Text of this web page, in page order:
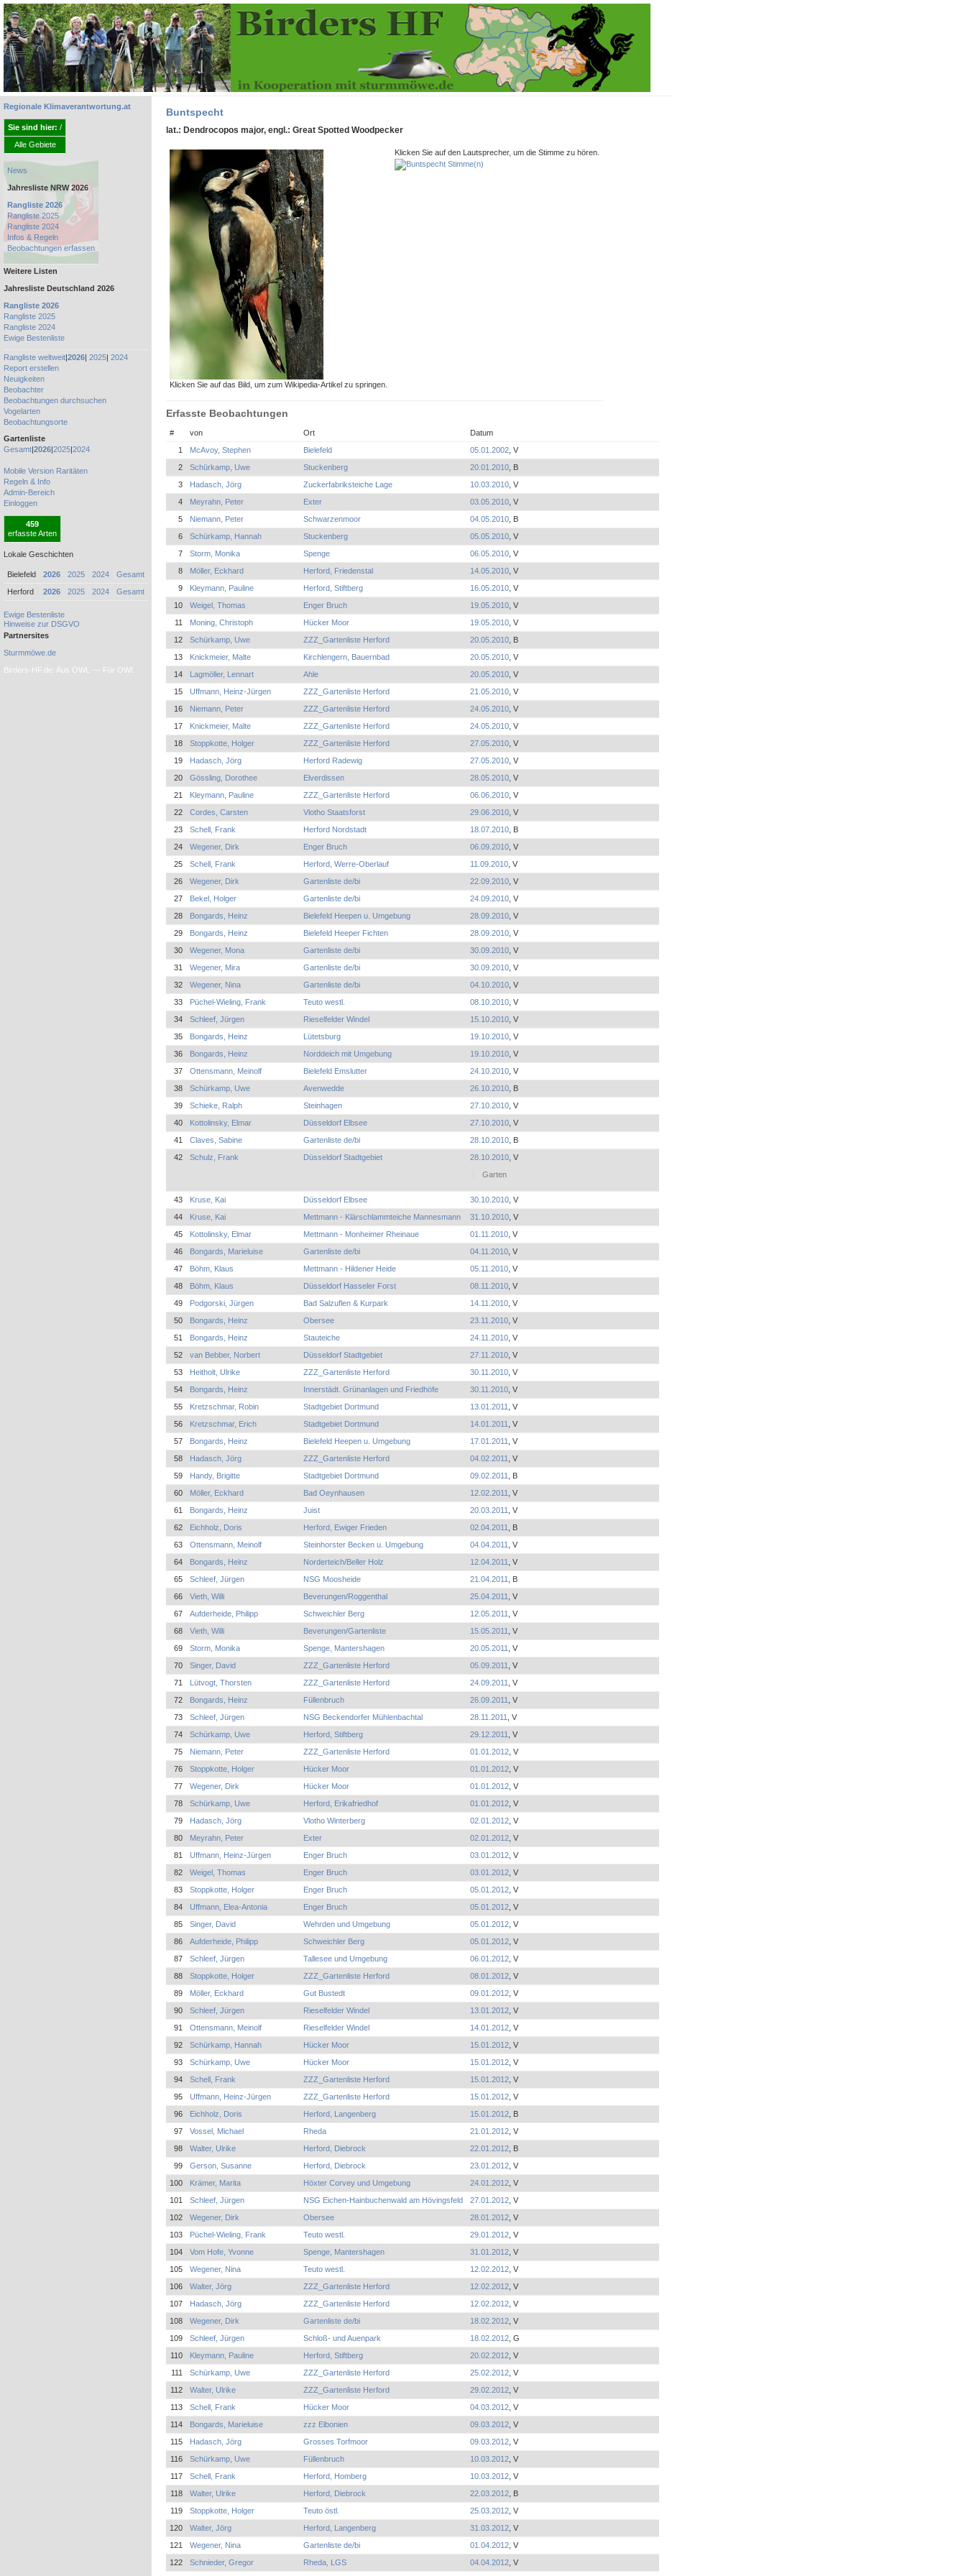
Regionale Klimaverantwortung.at
Sie sind hier: /
Alle Gebiete
News
Jahresliste NRW 2026
Rangliste 2026
Rangliste 2025
Rangliste 2024
Infos & Regeln
Beobachtungen erfassen
Weitere Listen
Jahresliste Deutschland 2026
Rangliste 2026
Rangliste 2025
Rangliste 2024
Ewige Bestenliste
Rangliste weltweit|2026| 2025| 2024
Report erstellen
Neuigkeiten
Beobachter
Beobachtungen durchsuchen
Vogelarten
Beobachtungsorte
Gartenliste
Gesamt 2026 2025 2024
Mobile Version Raritäten
Regeln & Info
Admin-Bereich
Einloggen
459
erfasste Arten
Lokale Geschichten
Bielefeld 2026 2025 2024
Gesamt
Herford
2026 2025 2024 Gesamt
Ewige Bestenliste
Hinweise zur DSGVO
Partnersites
Sturmmöwe.de
Birders-HF.de: Aus OWL --- Für OWl.
Buntspecht
lat.: Dendrocopos major, engl.: Great Spotted Woodpecker
Klicken Sie auf das Bild, um zum Wikipedia-Artikel zu springen.
Klicken Sie auf den Lautsprecher, um die Stimme zu hören.
Erfasste Beobachtungen
# von Ort
Datum
1
McAvoy, Stephen Bielefeld 05.01.2002 , V
2
Schürkamp, Uwe Stuckenberg 20.01.2010 , B
3
Hadasch, Jörg Zuckerfabriksteiche Lage 10.03.2010 , V
4
Meyrahn, Peter Exter 03.05.2010 , V
5
Niemann, Peter Schwarzenmoor 04.05.2010 , B
6
Schürkamp, Hannah Stuckenberg 05.05.2010 , V
7
Storm, Monika Spenge 06.05.2010 , V
8
Möller, Eckhard Herford, Friedenstal 14.05.2010 , V
9
Kleymann, Pauline Herford, Stiftberg 16.05.2010 , V
10
Weigel, Thomas Enger Bruch 19.05.2010 , V
11
Moning, Christoph Hücker Moor 19.05.2010 , V
12
Schürkamp, Uwe ZZZ_Gartenliste Herford 20.05.2010 , B
13
Knickmeier, Malte Kirchlengern, Bauernbad 20.05.2010 , V
14
Lagmöller, Lennart Ahle 20.05.2010 , V
15
Uffmann, Heinz-Jürgen ZZZ_Gartenliste Herford 21.05.2010 , V
16
Niemann, Peter ZZZ_Gartenliste Herford 24.05.2010 , V
17
Knickmeier, Malte ZZZ_Gartenliste Herford 24.05.2010 , V
18
Stoppkotte, Holger ZZZ_Gartenliste Herford 27.05.2010 , V
19
Hadasch, Jörg Herford Radewig 27.05.2010 , V
20
Gössling, Dorothee Elverdissen 28.05.2010 , V
21
Kleymann, Pauline ZZZ_Gartenliste Herford 06.06.2010 , V
22
Cordes, Carsten Vlotho Staatsforst 29.06.2010 , V
23
Schell, Frank Herford Nordstadt 18.07.2010 , B
24
Wegener, Dirk Enger Bruch 06.09.2010 , V
25
Schell, Frank Herford, Werre-Oberlauf 11.09.2010 , V
26
Wegener, Dirk Gartenliste de/bi 22.09.2010 , V
27
Bekel, Holger Gartenliste de/bi 24.09.2010 , V
28
Bongards, Heinz Bielefeld Heepen u. Umgebung 28.09.2010 , V
29
Bongards, Heinz Bielefeld Heeper Fichten 28.09.2010 , V
30
Wegener, Mona Gartenliste de/bi 30.09.2010 , V
31
Wegener, Mira Gartenliste de/bi 30.09.2010 , V
32
Wegener, Nina Gartenliste de/bi 04.10.2010 , V
33
Püchel-Wieling, Frank Teuto westl. 08.10.2010 , V
34
Schleef, Jürgen Rieselfelder Windel 15.10.2010 , V
35
Bongards, Heinz Lütetsburg 19.10.2010 , V
36
Bongards, Heinz Norddeich mit Umgebung 19.10.2010 , V
37
Ottensmann, Meinolf Bielefeld Emslutter 24.10.2010 , V
38
Schürkamp, Uwe Avenwedde 26.10.2010 , B
39
Schieke, Ralph Steinhagen 27.10.2010 , V
40
Kottolinsky, Elmar Düsseldorf Elbsee 27.10.2010 , V
41
Claves, Sabine Gartenliste de/bi 28.10.2010 , B
42
Schulz, Frank Düsseldorf Stadtgebiet 28.10.2010 , V
Garten
43 Kruse, Kai Düsseldorf Elbsee 30.10.2010 , V
44
Kruse, Kai Mettmann - Klärschlammteiche Mannesmann 31.10.2010 , V
45
Kottolinsky, Elmar Mettmann - Monheimer Rheinaue 01.11.2010 , V
46
Bongards, Marieluise Gartenliste de/bi 04.11.2010 , V
47
Böhm, Klaus Mettmann - Hildener Heide 05.11.2010 , V
48
Böhm, Klaus Düsseldorf Hasseler Forst 08.11.2010 , V
49
Podgorski, Jürgen Bad Salzuflen & Kurpark 14.11.2010 , V
50
Bongards, Heinz Obersee 23.11.2010 , V
51
Bongards, Heinz Stauteiche 24.11.2010 , V
52
van Bebber, Norbert Düsseldorf Stadtgebiet 27.11.2010 , V
53
Heitholt, Ulrike ZZZ_Gartenliste Herford 30.11.2010 , V
54
Bongards, Heinz Innerstädt. Grünanlagen und Friedhöfe 30.11.2010 , V
55
Kretzschmar, Robin Stadtgebiet Dortmund 13.01.2011
, V
56
Kretzschmar, Erich Stadtgebiet Dortmund 14.01.2011
, V
57
Bongards, Heinz Bielefeld Heepen u. Umgebung 17.01.2011
, V
58
Hadasch, Jörg ZZZ_Gartenliste Herford 04.02.2011
, V
59
Handy, Brigitte Stadtgebiet Dortmund 09.02.2011
, B
60
Möller, Eckhard Bad Oeynhausen 12.02.2011
, V
61
Bongards, Heinz Juist 20.03.2011
, V
62
Eichholz, Doris Herford, Ewiger Frieden 02.04.2011
, B
63
Ottensmann, Meinolf Steinhorster Becken u. Umgebung 04.04.2011
, V
64
Bongards, Heinz Norderteich/Beller Holz 12.04.2011
, V
65
Schleef, Jürgen NSG Moosheide 21.04.2011
, B
66
Vieth, Willi Beverungen/Roggenthal 25.04.2011
, V
67
Aufderheide, Philipp Schweichler Berg 12.05.2011
, V
68
Vieth, Willi Beverungen/Gartenliste 15.05.2011
, V
69
Storm, Monika Spenge, Mantershagen 20.05.2011
, V
70
Singer, David ZZZ_Gartenliste Herford 05.09.2011
, V
71
Lütvogt, Thorsten ZZZ_Gartenliste Herford 24.09.2011
, V
72
Bongards, Heinz Füllenbruch 26.09.2011
, V
73
Schleef, Jürgen NSG Beckendorfer Mühlenbachtal 28.11.2011
, V
74
Schürkamp, Uwe Herford, Stiftberg 29.12.2011
, V
75
Niemann, Peter ZZZ_Gartenliste Herford 01.01.2012 , V
76
Stoppkotte, Holger Hücker Moor 01.01.2012 , V
77
Wegener, Dirk Hücker Moor 01.01.2012 , V
78
Schürkamp, Uwe Herford, Erikafriedhof 01.01.2012 , V
79
Hadasch, Jörg Vlotho Winterberg 02.01.2012 , V
80
Meyrahn, Peter Exter 02.01.2012 , V
81
Uffmann, Heinz-Jürgen Enger Bruch 03.01.2012 , V
82
Weigel, Thomas Enger Bruch 03.01.2012 , V
83
Stoppkotte, Holger Enger Bruch 05.01.2012 , V
84
Uffmann, Elea-Antonia Enger Bruch 05.01.2012 , V
85
Singer, David Wehrden und Umgebung 05.01.2012 , V
86
Aufderheide, Philipp Schweichler Berg 05.01.2012 , V
87
Schleef, Jürgen Tallesee und Umgebung 06.01.2012 , V
88
Stoppkotte, Holger ZZZ_Gartenliste Herford 08.01.2012 , V
89
Möller, Eckhard Gut Bustedt 09.01.2012 , V
90
Schleef, Jürgen Rieselfelder Windel 13.01.2012 , V
91
Ottensmann, Meinolf Rieselfelder Windel 14.01.2012 , V
92
Schürkamp, Hannah Hücker Moor 15.01.2012 , V
93
Schürkamp, Uwe Hücker Moor 15.01.2012 , V
94
Schell, Frank ZZZ_Gartenliste Herford 15.01.2012 , V
95
Uffmann, Heinz-Jürgen ZZZ_Gartenliste Herford 15.01.2012 , V
96
Eichholz, Doris Herford, Langenberg 15.01.2012 , B
97
Vossel, Michael Rheda 21.01.2012 , V
98
Walter, Ulrike Herford, Diebrock 22.01.2012 , B
99
Gerson, Susanne Herford, Diebrock 23.01.2012 , V
100
Krämer, Marita Höxter Corvey und Umgebung 24.01.2012 , V
101
Schleef, Jürgen NSG Eichen-Hainbuchenwald am Hövingsfeld 27.01.2012 , V
102
Wegener, Dirk Obersee 28.01.2012 , V
103
Püchel-Wieling, Frank Teuto westl. 29.01.2012 , V
104
Vom Hofe, Yvonne Spenge, Mantershagen 31.01.2012 , V
105
Wegener, Nina Teuto westl. 12.02.2012 , V
106
Walter, Jörg ZZZ_Gartenliste Herford 12.02.2012 , V
107
Hadasch, Jörg ZZZ_Gartenliste Herford 12.02.2012 , V
108
Wegener, Dirk Gartenliste de/bi 18.02.2012 , V
109
Schleef, Jürgen Schloß- und Auenpark 18.02.2012 , G
110
Kleymann, Pauline Herford, Stiftberg 20.02.2012 , V
111
Schürkamp, Uwe ZZZ_Gartenliste Herford 25.02.2012 , V
112
Walter, Ulrike ZZZ_Gartenliste Herford 29.02.2012 , V
113
Schell, Frank Hücker Moor 04.03.2012 , V
114
Bongards, Marieluise zzz Elbonien 09.03.2012 , V
115
Hadasch, Jörg Grosses Torfmoor 09.03.2012 , V
116
Schürkamp, Uwe Füllenbruch 10.03.2012 , V
117
Schell, Frank Herford, Homberg 10.03.2012 , V
118
Walter, Ulrike Herford, Diebrock 22.03.2012 , B
119
Stoppkotte, Holger Teuto östl. 25.03.2012 , V
120
Walter, Jörg Herford, Langenberg 31.03.2012 , V
121
Wegener, Nina Gartenliste de/bi 01.04.2012 , V
122
Schnieder, Gregor Rheda, LGS 04.04.2012 , V